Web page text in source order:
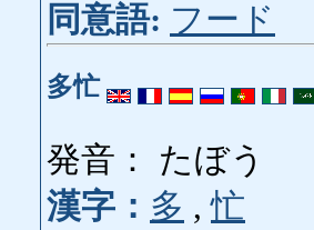
同意語: フード
多忙
発音： たぼう
漢字： 多 ,忙